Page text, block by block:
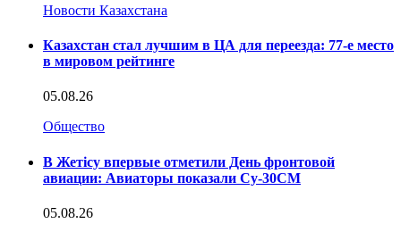
Новости Казахстана
Казахстан стал лучшим в ЦА для переезда: 77-е место
в мировом рейтинге
05.08.26
Общество
В Жетісу впервые отметили День фронтовой
авиации: Авиаторы показали Су-30СМ
05.08.26